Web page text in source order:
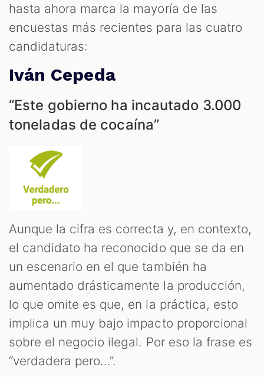
hasta ahora marca la mayoría de las
encuestas más recientes para las cuatro
candidaturas:
Iván Cepeda
“Este gobierno ha incautado 3.000
toneladas de cocaína”
Aunque la cifra es correcta y, en contexto,
el candidato ha reconocido que se da en
un escenario en el que también ha
aumentado drásticamente la producción,
lo que omite es que, en la práctica, esto
implica un muy bajo impacto proporcional
sobre el negocio ilegal. Por eso la frase es
“verdadera pero…”.